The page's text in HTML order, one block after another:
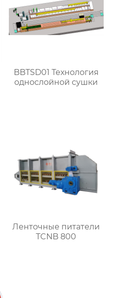
BBTSD01 Технология
однослойной сушки
Ленточные питатели
TCNB 800